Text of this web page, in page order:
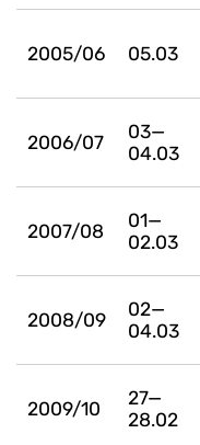
2005/06 05.03
2006/07
03—
04.03
2007/08
01—
02.03
2008/09
02—
04.03
2009/10
27—
28.02